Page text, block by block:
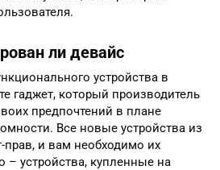
ли девайс
устройства в
гаджет, который производитель
предпочтений в плане
Все новые устройства из
прав, и вам необходимо их
– устройства, купленные на